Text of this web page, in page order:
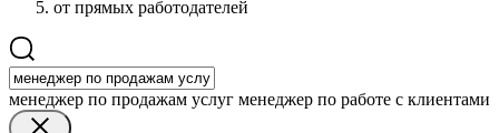
от прямых работодателей
менеджер по продажам услуг менеджер по работе с клиентами